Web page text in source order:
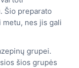
Šio preparato
nes jis gali
grupei.
šios grupės